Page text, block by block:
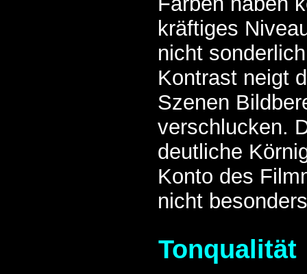
kräftiges
nicht
Kontrast neigt
Szenen
verschlucken.
deutliche
Konto des
nicht
Tonqualität